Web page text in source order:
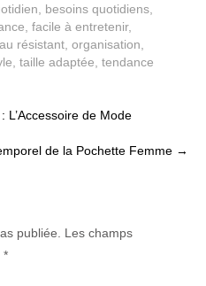
besoins quotidiens
facile à entretenir,
résistant organisation
taille adaptée tendance
L’Accessoire de Mode
de la Pochette Femme →
publiée.
Les champs
*